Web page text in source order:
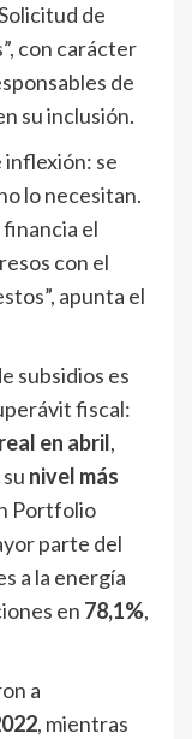
de
con carácter
de
su inclusión.
inflexión: se
lo necesitan.
el
con el
apunta el
subsidios es
fiscal:
en abril,
su nivel más
Portfolio
parte del
a la energía
en 78,1%,
a
, mientras